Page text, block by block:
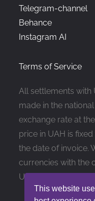
Telegram-channel
Behance
Instagram AI
Terms of Service
All settlements with
made in the
exchange rate at
price in UAH is
the date of invoice.
currencies with the
Ukraine
This website